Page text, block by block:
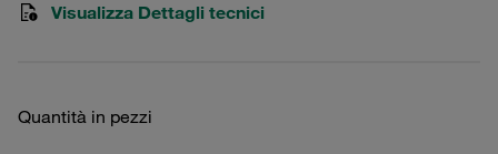
Visualizza Dettagli tecnici
Quantità in pezzi